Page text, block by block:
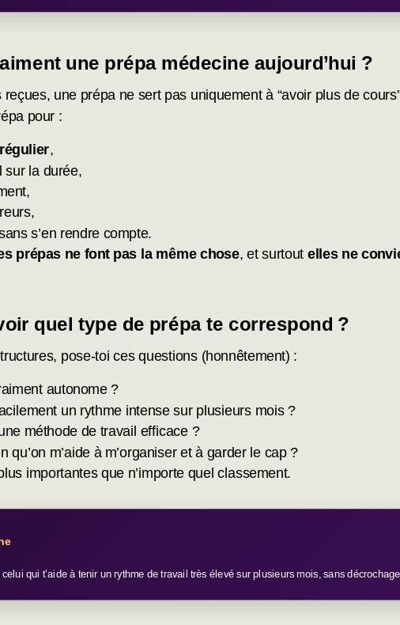
une prépa médecine aujourd’hui ?
une prépa ne sert pas uniquement à “avoir plus de
pour :
,
sur la durée,
s’en rendre compte.
prépas ne font pas la même chose, et surtout elles ne
quel type de prépa te correspond ?
pose-toi ces questions (honnêtement) :
autonome ?
un rythme intense sur plusieurs mois ?
méthode de travail efficace ?
qu’on m’aide à m’organiser et à garder le cap ?
importantes que n’importe quel classement.
celui qui t’aide à tenir un rythme de travail très élevé sur plusieurs mois, sans décrochage.